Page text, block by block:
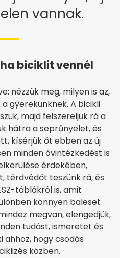
vannak.
biciklit vennél
nézzük meg, milyen is az,
gyerekünknek. A bicikli
majd felszereljük rá a
hátra a seprűnyelet, és
kísérjük őt ebben az új
minden óvintézkedést is
érdekében,
térdvédőt teszünk rá, és
táblákról is, amit
könnyen baleset
megvan, elengedjük,
tudást, ismeretet és
hogy csodás
közben.